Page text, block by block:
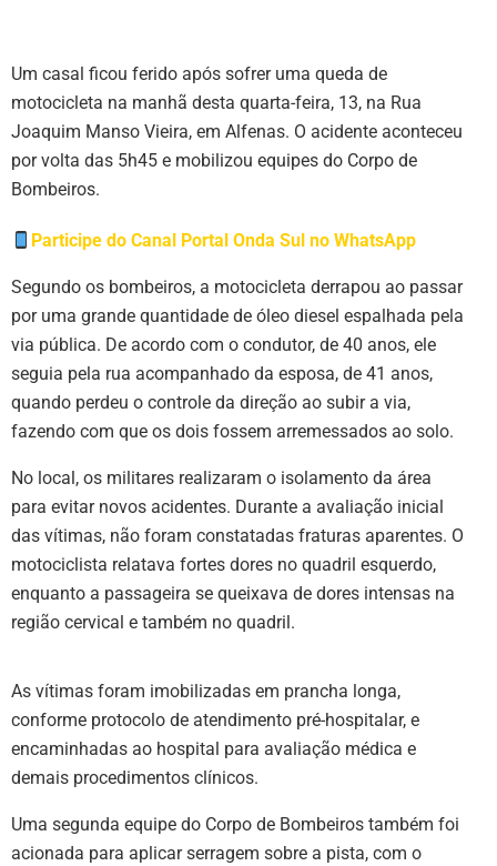
Um casal ficou ferido após sofrer uma queda de
motocicleta na manhã desta quarta-feira, 13, na Rua
Joaquim Manso Vieira, em Alfenas. O acidente aconteceu
por volta das 5h45 e mobilizou equipes do Corpo de
Bombeiros.
Participe do Canal Portal Onda Sul no WhatsApp
Segundo os bombeiros, a motocicleta derrapou ao passar
por uma grande quantidade de óleo diesel espalhada pela
via pública. De acordo com o condutor, de 40 anos, ele
seguia pela rua acompanhado da esposa, de 41 anos,
quando perdeu o controle da direção ao subir a via,
fazendo com que os dois fossem arremessados ao solo.
No local, os militares realizaram o isolamento da área
para evitar novos acidentes. Durante a avaliação inicial
das vítimas, não foram constatadas fraturas aparentes. O
motociclista relatava fortes dores no quadril esquerdo,
enquanto a passageira se queixava de dores intensas na
região cervical e também no quadril.
As vítimas foram imobilizadas em prancha longa,
conforme protocolo de atendimento pré-hospitalar, e
encaminhadas ao hospital para avaliação médica e
demais procedimentos clínicos.
Uma segunda equipe do Corpo de Bombeiros também foi
acionada para aplicar serragem sobre a pista, com o